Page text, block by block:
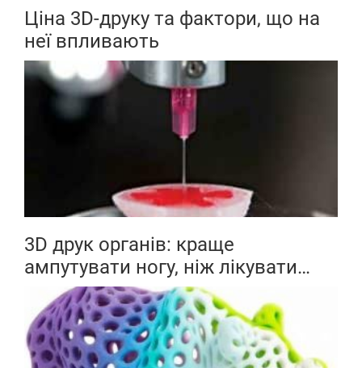
Ціна 3D-друку та фактори, що на
неї впливають
3D друк органів: краще
ампутувати ногу, ніж лікувати
перелом